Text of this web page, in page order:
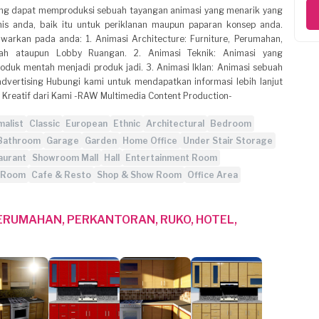
dapat memproduksi sebuah tayangan animasi yang menarik yang
anda, baik itu untuk periklanan maupun paparan konsep anda.
pada anda: 1. Animasi Architecture: Furniture, Perumahan,
ataupun Lobby Ruangan. 2. Animasi Teknik: Animasi yang
mentah menjadi produk jadi. 3. Animasi Iklan: Animasi sebuah
Hubungi kami untuk mendapatkan informasi lebih lanjut
dari Kami -RAW Multimedia Content Production-
Classic European Ethnic Architectural
Bedroom
Garage Garden Home Office
Under Stair Storage
Showroom Mall Hall
Entertainment Room
Cafe & Resto Shop & Show Room Office Area
PERKANTORAN, RUKO, HOTEL,